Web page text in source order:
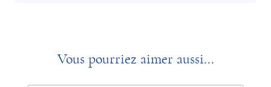
Vous pourriez aimer aussi...